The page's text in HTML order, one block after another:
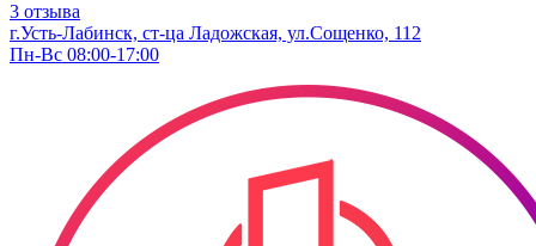
3 отзыва
г.Усть-Лабинск, ст-ца Ладожская, ул.Сощенко, 112
Пн-Вс 08:00-17:00